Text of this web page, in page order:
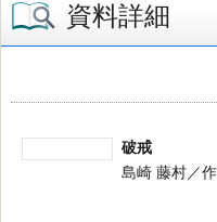
資料詳細
破戒
島崎 藤村／